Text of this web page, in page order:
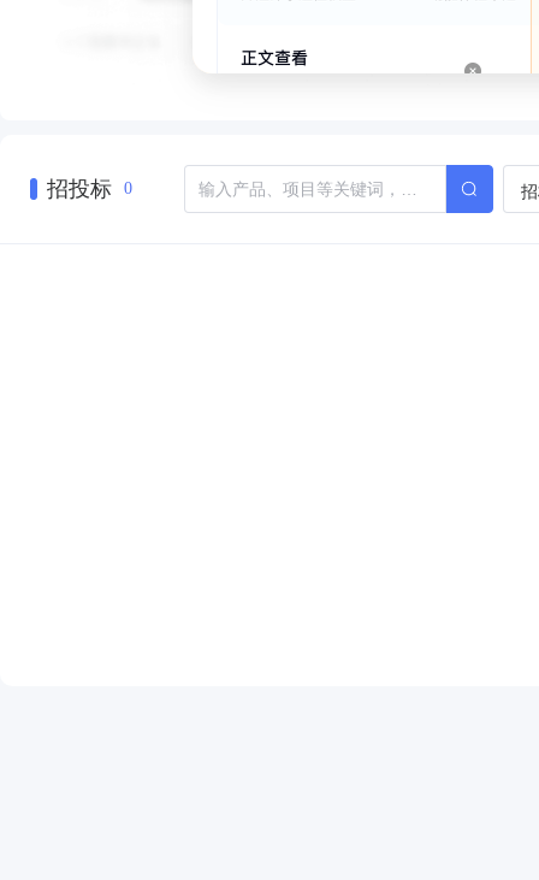
招投标 0